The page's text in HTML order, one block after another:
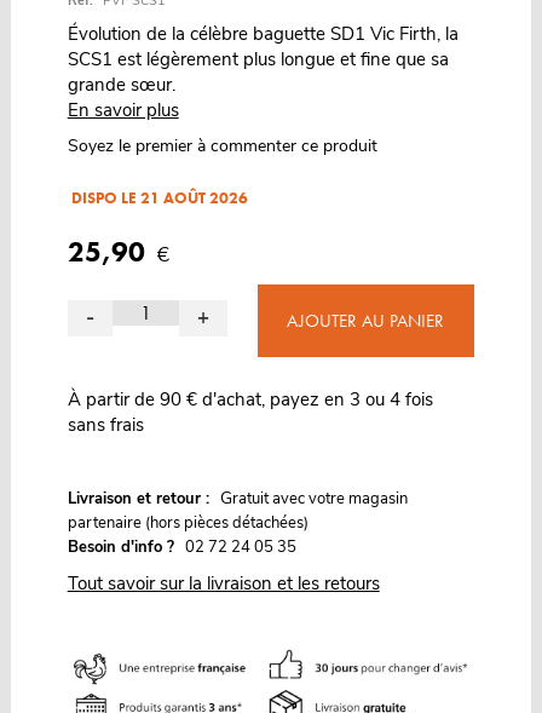
Évolution de la célèbre baguette SD1 Vic Firth, la
SCS1 est légèrement plus longue et fine que sa
grande sœur.
En savoir plus
Soyez le premier à commenter ce produit
DISPO LE 21 AOÛT 2026
25,90 €
- + AJOUTER AU PANIER
À partir de 90 € d'achat, payez en 3 ou 4 fois
sans frais
Livraison et retour : Gratuit avec votre magasin
partenaire (hors pièces détachées)
Besoin d'info ? 02 72 24 05 35
Tout savoir sur la livraison et les retours